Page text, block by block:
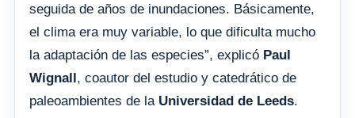
seguida de años de inundaciones. Básicamente,
el clima era muy variable, lo que dificulta mucho
la adaptación de las especies”, explicó Paul
Wignall, coautor del estudio y catedrático de
paleoambientes de la Universidad de Leeds.